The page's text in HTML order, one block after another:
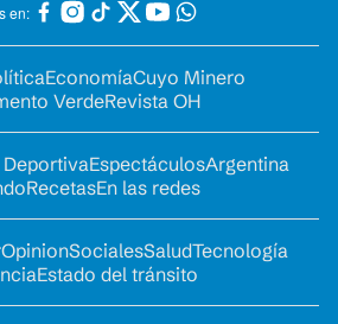
en:
EconomíaCuyo Minero
VerdeRevista OH
DeportivaEspectáculosArgentina
RecetasEn las redes
OpinionSocialesSaludTecnología
Estado del tránsito